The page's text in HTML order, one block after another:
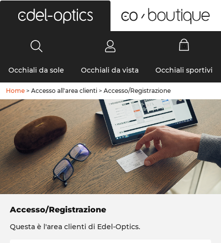
Occhiali da sole Occhiali da vista Occhiali sportivi
Home > Accesso all'area clienti > Accesso/Registrazione
Accesso/Registrazione
Questa è l'area clienti di Edel-Optics.